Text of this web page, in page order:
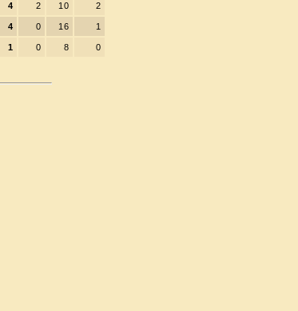
4 2 10 2
4 0 16 1
1 0 8 0